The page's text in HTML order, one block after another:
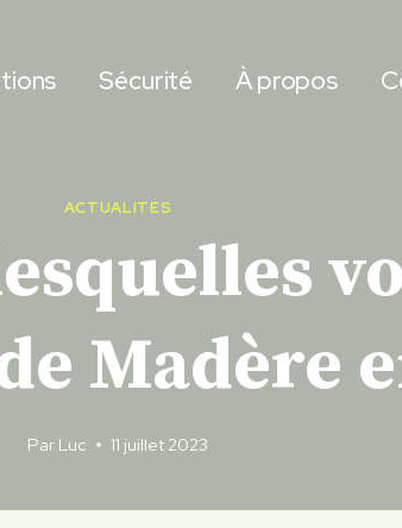
Sécurité À propos
ACTUALITÉS
Madère
Par Luc 11 juillet 2023